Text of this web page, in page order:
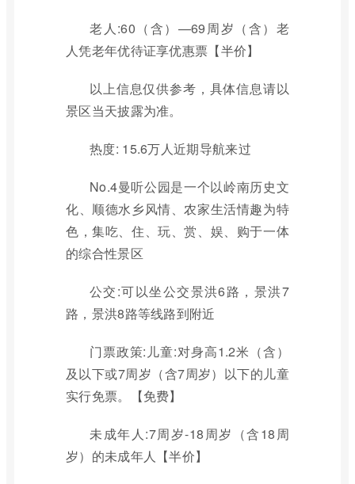
老人:60（含）—69周岁（含）老
人凭老年优待证享优惠票【半价】
以上信息仅供参考，具体信息请以
景区当天披露为准。
热度: 15.6万人近期导航来过
No.4曼听公园是一个以岭南历史文
化、顺德水乡风情、农家生活情趣为特
色，集吃、住、玩、赏、娱、购于一体
的综合性景区
公交:可以坐公交景洪6路，景洪7
路，景洪8路等线路到附近
门票政策:儿童:对身高1.2米（含）
及以下或7周岁（含7周岁）以下的儿童
实行免票。【免费】
未成年人:7周岁-18周岁（含18周
岁）的未成年人【半价】